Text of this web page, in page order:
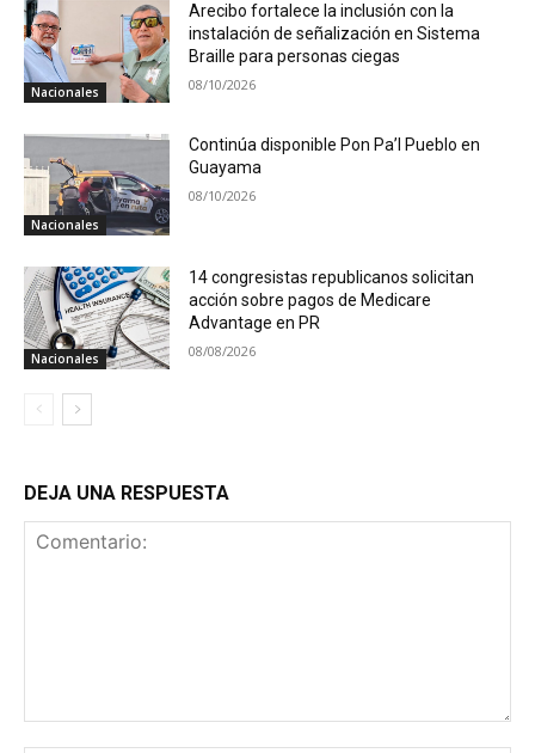
Nacionales
Arecibo fortalece la inclusión con la
instalación de señalización en Sistema
Braille para personas ciegas
08/10/2026
Nacionales
Continúa disponible Pon Pa’l Pueblo en
Guayama
08/10/2026
Nacionales
14 congresistas republicanos solicitan
acción sobre pagos de Medicare
Advantage en PR
08/08/2026
DEJA UNA RESPUESTA